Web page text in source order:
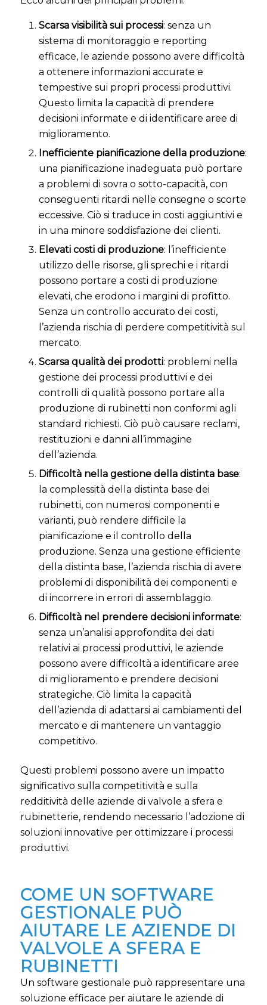
Scarsa visibilità sui processi: senza un
sistema di monitoraggio e reporting
efficace, le aziende possono avere difficoltà
a ottenere informazioni accurate e
tempestive sui propri processi produttivi.
Questo limita la capacità di prendere
decisioni informate e di identificare aree di
miglioramento.
Inefficiente pianificazione della produzione:
una pianificazione inadeguata può portare
a problemi di sovra o sotto-capacità, con
conseguenti ritardi nelle consegne o scorte
eccessive. Ciò si traduce in costi aggiuntivi e
in una minore soddisfazione dei clienti.
Elevati costi di produzione: l’inefficiente
utilizzo delle risorse, gli sprechi e i ritardi
possono portare a costi di produzione
elevati, che erodono i margini di profitto.
Senza un controllo accurato dei costi,
l’azienda rischia di perdere competitività sul
mercato.
Scarsa qualità dei prodotti: problemi nella
gestione dei processi produttivi e dei
controlli di qualità possono portare alla
produzione di rubinetti non conformi agli
standard richiesti. Ciò può causare reclami,
restituzioni e danni all’immagine
dell’azienda.
Difficoltà nella gestione della distinta base:
la complessità della distinta base dei
rubinetti, con numerosi componenti e
varianti, può rendere difficile la
pianificazione e il controllo della
produzione. Senza una gestione efficiente
della distinta base, l’azienda rischia di avere
problemi di disponibilità dei componenti e
di incorrere in errori di assemblaggio.
Difficoltà nel prendere decisioni informate:
senza un’analisi approfondita dei dati
relativi ai processi produttivi, le aziende
possono avere difficoltà a identificare aree
di miglioramento e prendere decisioni
strategiche. Ciò limita la capacità
dell’azienda di adattarsi ai cambiamenti del
mercato e di mantenere un vantaggio
competitivo.
Questi problemi possono avere un impatto
significativo sulla competitività e sulla
redditività delle aziende di valvole a sfera e
rubinetterie, rendendo necessario l’adozione di
soluzioni innovative per ottimizzare i processi
produttivi.
COME UN SOFTWARE
GESTIONALE PUÒ
AIUTARE LE AZIENDE DI
VALVOLE A SFERA E
RUBINETTI
Un software gestionale può rappresentare una
soluzione efficace per aiutare le aziende di